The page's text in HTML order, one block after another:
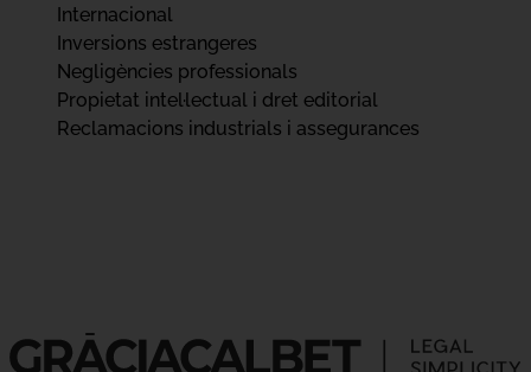
Internacional
Inversions estrangeres
Negligències professionals
Propietat intel·lectual i dret editorial
Reclamacions industrials i assegurances